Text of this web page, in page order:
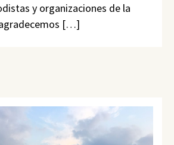
y organizaciones de la
[…]